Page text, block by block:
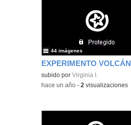
EXPERIMENTO VOLCÁN
Contenido educativo.
subido porVirginia I.
44 imágenes
-hace un año -2 visualizaciones